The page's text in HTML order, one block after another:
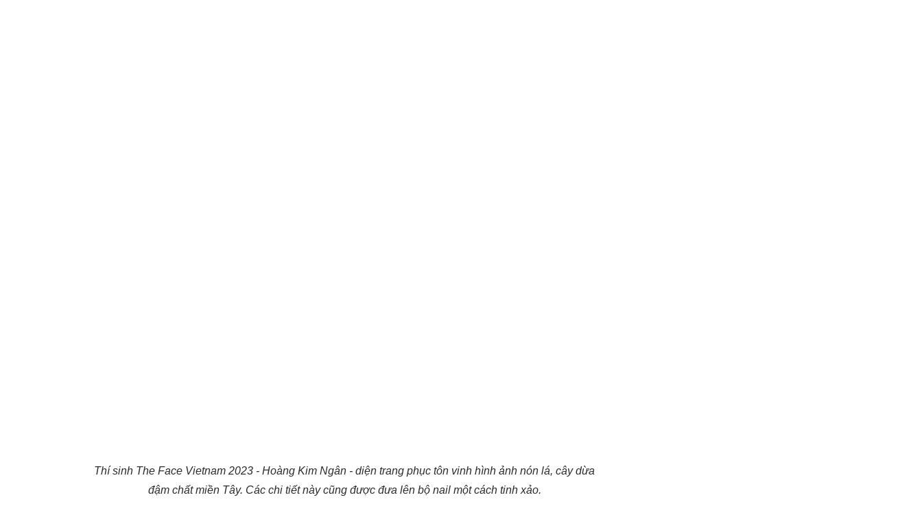
Thí sinh The Face Vietnam 2023 - Hoàng Kim Ngân - diện trang phục tôn vinh hình ảnh nón lá, cây dừa
đậm chất miền Tây. Các chi tiết này cũng được đưa lên bộ nail một cách tinh xảo.